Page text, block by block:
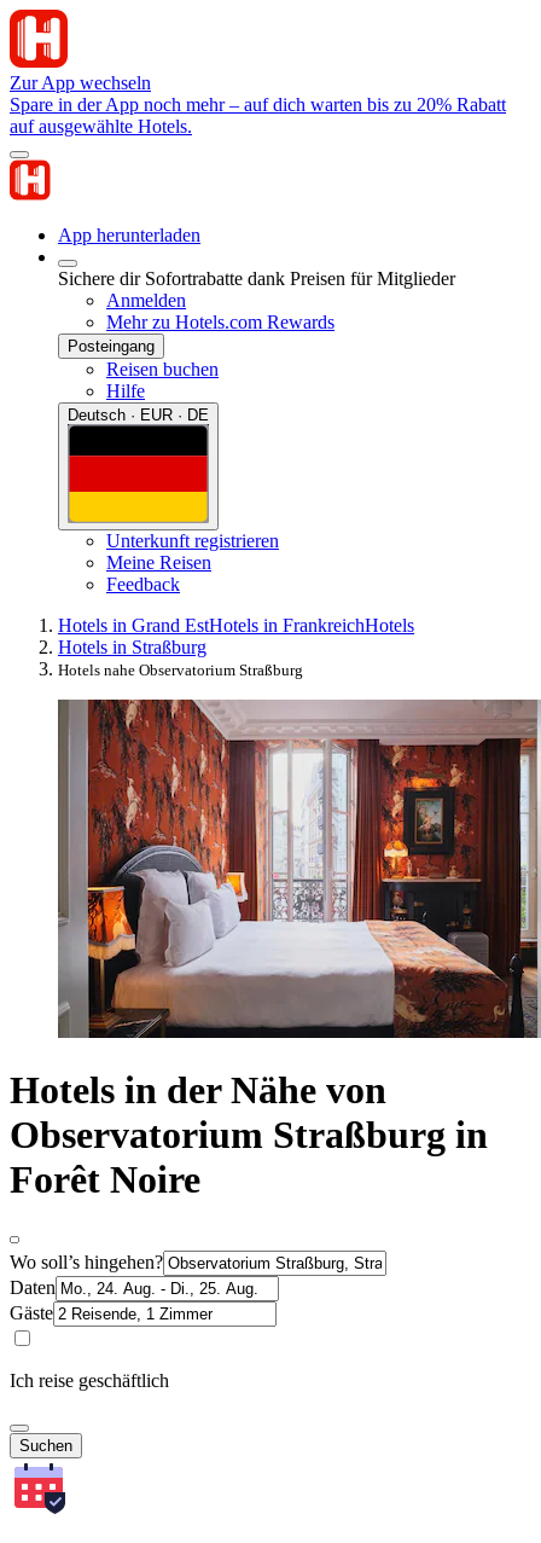
Zur App wechseln
Spare in der App noch mehr – auf dich warten bis zu 20% Rabatt
auf ausgewählte Hotels.
App herunterladen
Sichere dir Sofortrabatte dank Preisen für Mitglieder
Anmelden
Mehr zu Hotels.com Rewards
Posteingang
Reisen buchen
Hilfe
Deutsch · EUR · DE
Unterkunft registrieren
Meine Reisen
Feedback
Hotels in Grand EstHotels in FrankreichHotels
Hotels in Straßburg
Hotels nahe Observatorium Straßburg
Hotels in der Nähe von
Observatorium Straßburg in
Forêt Noire
Wo soll’s hingehen?
Daten
Gäste
Ich reise geschäftlich
Suchen